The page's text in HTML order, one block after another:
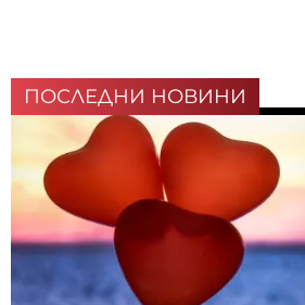
ПОСЛЕДНИ НОВИНИ